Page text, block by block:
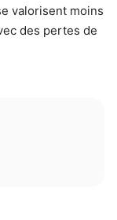
valorisent moins
des pertes de